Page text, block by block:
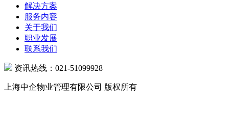
解决方案
服务内容
关于我们
职业发展
联系我们
资讯热线：021-51099928
上海中企物业管理有限公司 版权所有